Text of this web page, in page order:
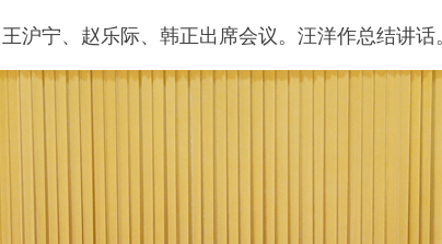
宁、赵乐际、韩正出席会议。汪洋作总结讲话。